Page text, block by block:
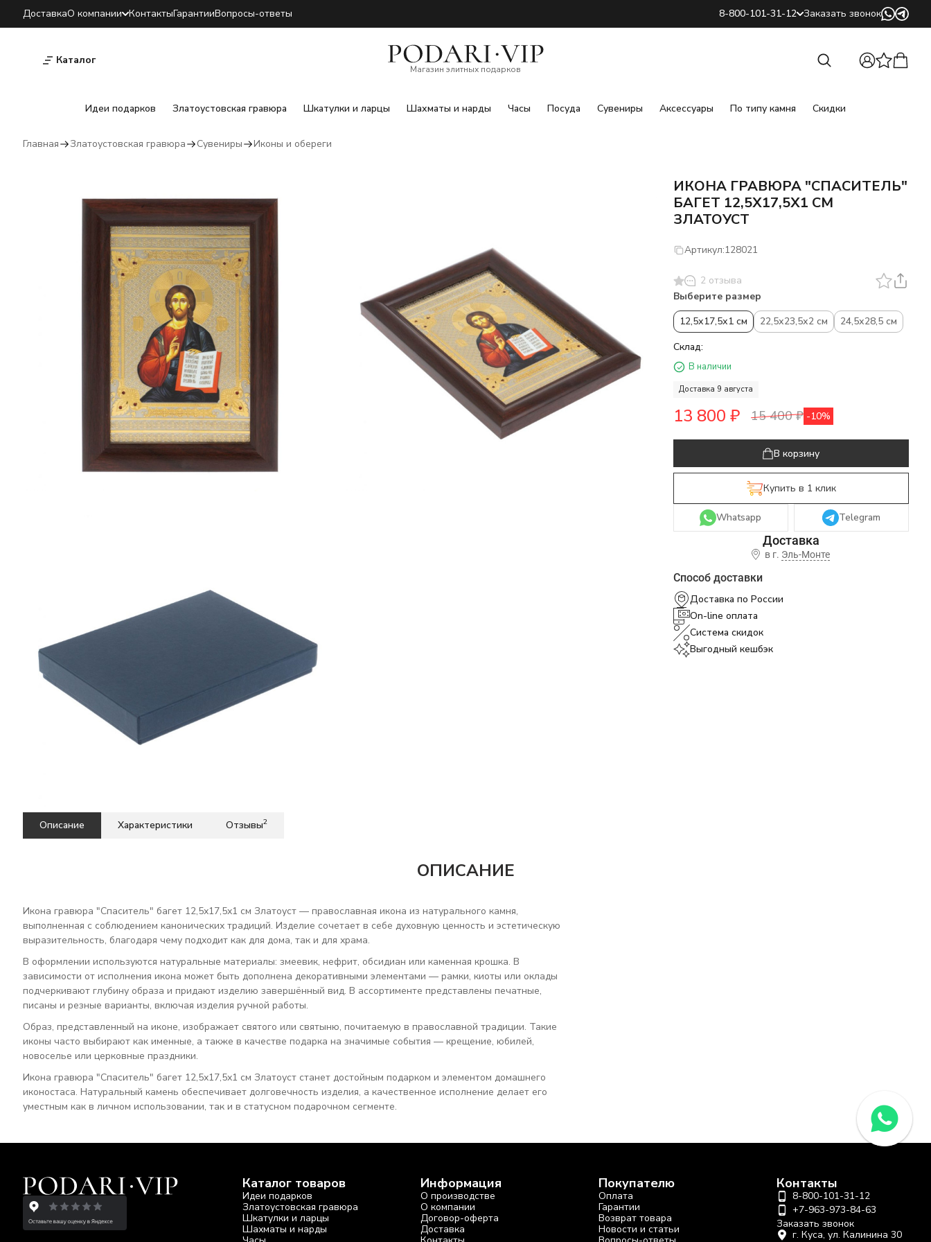
ДоставкаО компании КонтактыГарантииВопросы-ответы 8-800-101-31-12 Заказать звонок
Каталог
Магазин элитных подарков
Идеи подарков Златоустовская гравюра Шкатулки и ларцы Шахматы и нарды Часы Посуда Сувениры Аксессуары По типу камня Скидки
Найти
Главная Златоустовская гравюра Сувениры Иконы и обереги
ИКОНА ГРАВЮРА "СПАСИТЕЛЬ"
БАГЕТ 12,5Х17,5Х1 СМ
ЗЛАТОУСТ
Артикул:128021
2 отзыва
Выберите размер
12,5х17,5х1 см
22,5х23,5х2 см
24,5х28,5 см
Склад:
В наличии
Доставка 9 августа
13 800 ₽ 15 400₽ -10%
В корзину
Купить в 1 клик
Whatsapp Telegram
в г. Эль-Монте
Способ доставки
Доставка по России
On-line оплата
Система скидок
Выгодный кешбэк
Описание Характеристики Отзывы2
ОПИСАНИЕ
Икона гравюра "Спаситель" багет 12,5х17,5х1 см Златоуст — православная икона из натурального камня,
выполненная с соблюдением канонических традиций. Изделие сочетает в себе духовную ценность и эстетическую
выразительность, благодаря чему подходит как для дома, так и для храма.
В оформлении используются натуральные материалы: змеевик, нефрит, обсидиан или каменная крошка. В
зависимости от исполнения икона может быть дополнена декоративными элементами — рамки, киоты или оклады
подчеркивают глубину образа и придают изделию завершённый вид. В ассортименте представлены печатные,
писаны и резные варианты, включая изделия ручной работы.
Образ, представленный на иконе, изображает святого или святыню, почитаемую в православной традиции. Такие
иконы часто выбирают как именные, а также в качестве подарка на значимые события — крещение, юбилей,
новоселье или церковные праздники.
Икона гравюра "Спаситель" багет 12,5х17,5х1 см Златоуст станет достойным подарком и элементом домашнего
иконостаса. Натуральный камень обеспечивает долговечность изделия, а качественное исполнение делает его
уместным как в личном использовании, так и в статусном подарочном сегменте.
Каталог товаров
Идеи подарков
Златоустовская гравюра
Шкатулки и ларцы
Шахматы и нарды
Информация
О производстве
О компании
Договор-оферта
Доставка
Покупателю
Оплата
Гарантии
Возврат товара
Новости и статьи
Контакты
8-800-101-31-12
+7-963-973-84-63
Заказать звонок
г. Куса, ул. Калинина 30